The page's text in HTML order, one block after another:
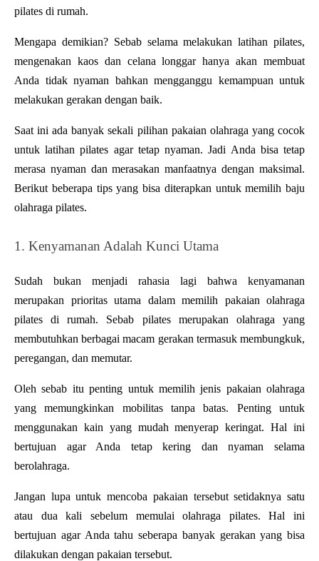
pilates di rumah.
Mengapa demikian? Sebab selama melakukan latihan pilates,
mengenakan kaos dan celana longgar hanya akan membuat
Anda tidak nyaman bahkan mengganggu kemampuan untuk
melakukan gerakan dengan baik.
Saat ini ada banyak sekali pilihan pakaian olahraga yang cocok
untuk latihan pilates agar tetap nyaman. Jadi Anda bisa tetap
merasa nyaman dan merasakan manfaatnya dengan maksimal.
Berikut beberapa tips yang bisa diterapkan untuk memilih baju
olahraga pilates.
1. Kenyamanan Adalah Kunci Utama
Sudah bukan menjadi rahasia lagi bahwa kenyamanan
merupakan prioritas utama dalam memilih pakaian olahraga
pilates di rumah. Sebab pilates merupakan olahraga yang
membutuhkan berbagai macam gerakan termasuk membungkuk,
peregangan, dan memutar.
Oleh sebab itu penting untuk memilih jenis pakaian olahraga
yang memungkinkan mobilitas tanpa batas. Penting untuk
menggunakan kain yang mudah menyerap keringat. Hal ini
bertujuan agar Anda tetap kering dan nyaman selama
berolahraga.
Jangan lupa untuk mencoba pakaian tersebut setidaknya satu
atau dua kali sebelum memulai olahraga pilates. Hal ini
bertujuan agar Anda tahu seberapa banyak gerakan yang bisa
dilakukan dengan pakaian tersebut.